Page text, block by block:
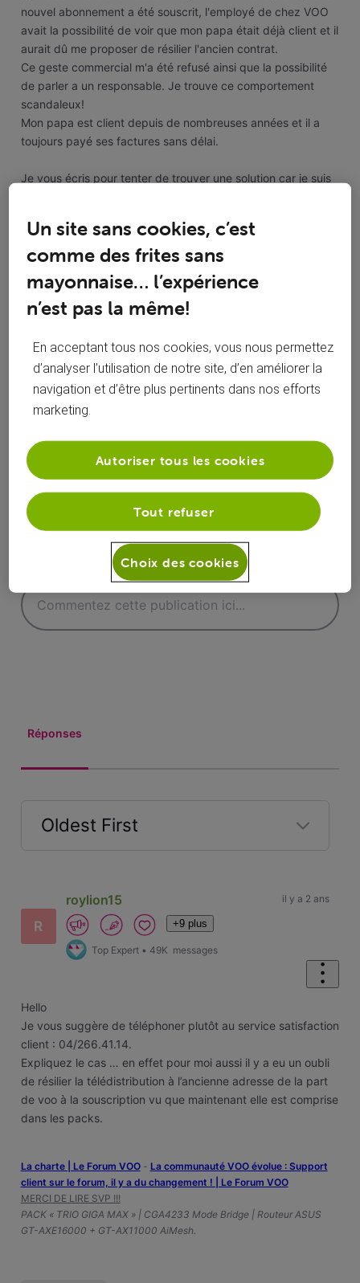
nouvel abonnement a été souscrit, l'employé de chez VOO
avait la possibilité de voir que mon papa était déjà client et il
aurait dû me proposer de résilier l'ancien contrat.
Ce geste commercial m'a été refusé ainsi que la possibilité
de parler a un responsable. Je trouve ce comportement
scandaleux!
Mon papa est client depuis de nombreuses années et il a
toujours payé ses factures sans délai.
Je vous écris pour tenter de trouver une solution car je suis
Dans l'attente d'une réponse favorable, je vous souhaite une
agréable journée,
61 3 0 2
Réponses
Oldest First
First
R
roylion15
+9 plus
Top Expert • 49K messages
il y a 2 ans
Hello
Je vous suggère de téléphoner plutôt au service satisfaction
client : 04/266.41.14.
Expliquez le cas … en effet pour moi aussi il y a eu un oubli
de résilier la télédistribution à l’ancienne adresse de la part
de voo à la souscription vu que maintenant elle est comprise
dans les packs.
La charte | Le Forum VOO- ‎La communauté VOO évolue : Support
client sur le forum, il y a du changement ! | Le Forum VOO
MERCI DE LIRE SVP !!!
PACK « TRIO GIGA MAX » | CGA4233 Mode Bridge | Routeur ASUS
GT-AXE16000 + GT-AX11000 AiMesh.
Un site sans cookies, c’est
comme des frites sans
mayonnaise… l’expérience
n’est pas la même!
En acceptant tous nos cookies, vous nous permettez
d’analyser l’utilisation de notre site, d’en améliorer la
navigation et d’être plus pertinents dans nos efforts
marketing.
Tout refuser
Autoriser tous les cookies
Choix des cookies